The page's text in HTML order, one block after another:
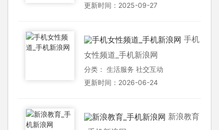
更新时间：2025-09-27
手机
女性频道_手机新浪网
分类： 生活服务 社交互动
更新时间：2026-06-24
新浪教育